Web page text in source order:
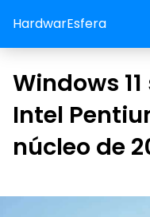
HardwarEsfera
Windows
Intel
núcleo de